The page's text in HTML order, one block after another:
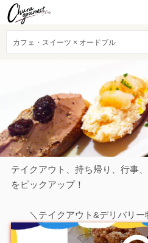
カフェ・スイーツ × オードブル
テイクアウト、持ち帰り、行事
をピックアップ！
＼テイクアウト&デリバリー